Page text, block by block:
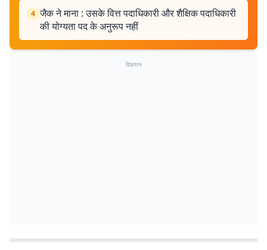
4 जैक ने माना : उसके वित्त पदाधिकारी और शैक्षिक पदाधिकारी
की योग्यता पद के अनुरूप नहीं
विज्ञापन